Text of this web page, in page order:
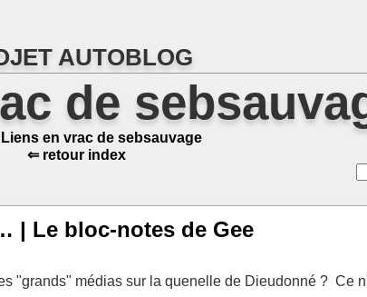
AUTOBLOG
de
Liens en vrac de sebsauvage
⇐ retour index
| Le bloc-notes de Gee
"grands" médias sur la quenelle de Dieudonné ? Ce